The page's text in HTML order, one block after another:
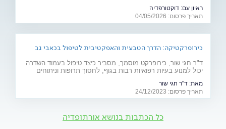
"הגוף הוא כמו בניין, וכפות הרגליים הן היסודות שלו".
ראיון עם: דוקטורפדיה
תאריך פרסום: 04/05/2026
כירופרקטיקה: הדרך הטבעית והאפקטיבית לטיפול בכאבי גב
ד"ר חגי שור, כירופרקט מוסמך, מסביר כיצד טיפול בעמוד השדרה
יכול למנוע בעיות רפואיות רבות בגוף, לחסוך תרופות וניתוחים
מאת: ד"ר חגי שור
תאריך פרסום: 24/12/2023
כל הכתבות בנושא אורתופדיה